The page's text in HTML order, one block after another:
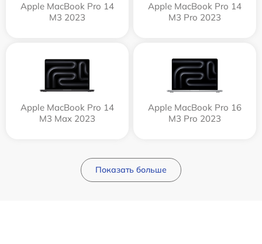
Apple MacBook Pro 14
M3 2023
Apple MacBook Pro 14
M3 Pro 2023
Apple MacBook Pro 14
M3 Max 2023
Apple MacBook Pro 16
M3 Pro 2023
Показать больше